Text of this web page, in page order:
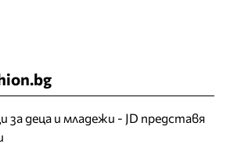
за деца и младежи - JD представя